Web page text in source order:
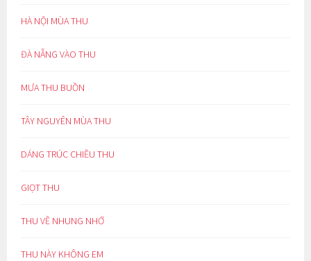
HÀ NỘI MÙA THU
ĐÀ NẴNG VÀO THU
MƯA THU BUỒN
TÂY NGUYÊN MÙA THU
DÁNG TRÚC CHIỀU THU
GIỌT THU
THU VỀ NHUNG NHỚ
THU NÀY KHÔNG EM